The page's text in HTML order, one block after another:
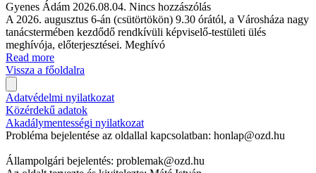
Gyenes Ádám 2026.08.04. Nincs hozzászólás
A 2026. augusztus 6-án (csütörtökön) 9.30 órától, a Városháza nagy
tanácstermében kezdődő rendkívüli képviselő-testületi ülés
meghívója, előterjesztései. Meghívó
Read more
Vissza a főoldalra
Adatvédelmi nyilatkozat
Közérdekű adatok
Akadálymentességi nyilatkozat
Probléma bejelentése az oldallal kapcsolatban: honlap@ozd.hu
Állampolgári bejelentés: problemak@ozd.hu